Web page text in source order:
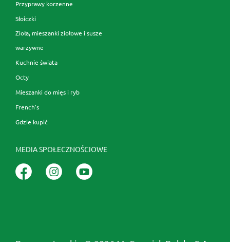
Przyprawy korzenne
Słoiczki
Zioła, mieszanki ziołowe i susze
warzywne
Kuchnie świata
Octy
Mieszanki do mięs i ryb
French's
Gdzie kupić
MEDIA SPOŁECZNOŚCIOWE